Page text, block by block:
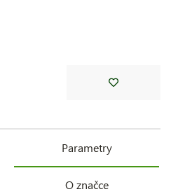
Parametry
O značce